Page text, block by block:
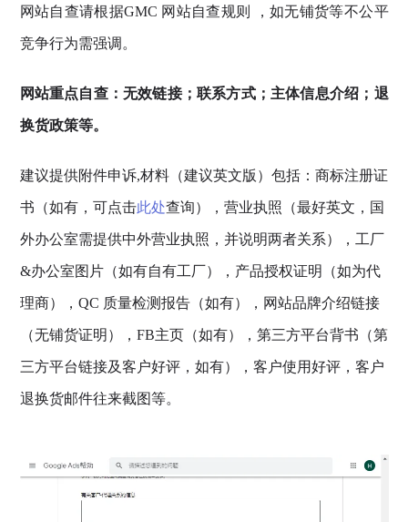
网站自查请根据GMC 网站自查规则 ，如无铺货等不公平
竞争行为需强调。
网站重点自查：无效链接；联系方式；主体信息介绍；退
换货政策等。
建议提供附件申诉,材料（建议英文版）包括：商标注册证
书（如有，可点击此处查询），营业执照（最好英文，国
外办公室需提供中外营业执照，并说明两者关系），工厂
&办公室图片（如有自有工厂），产品授权证明（如为代
理商），QC 质量检测报告（如有），网站品牌介绍链接
（无铺货证明），FB主页（如有），第三方平台背书（第
三方平台链接及客户好评，如有），客户使用好评，客户
退换货邮件往来截图等。